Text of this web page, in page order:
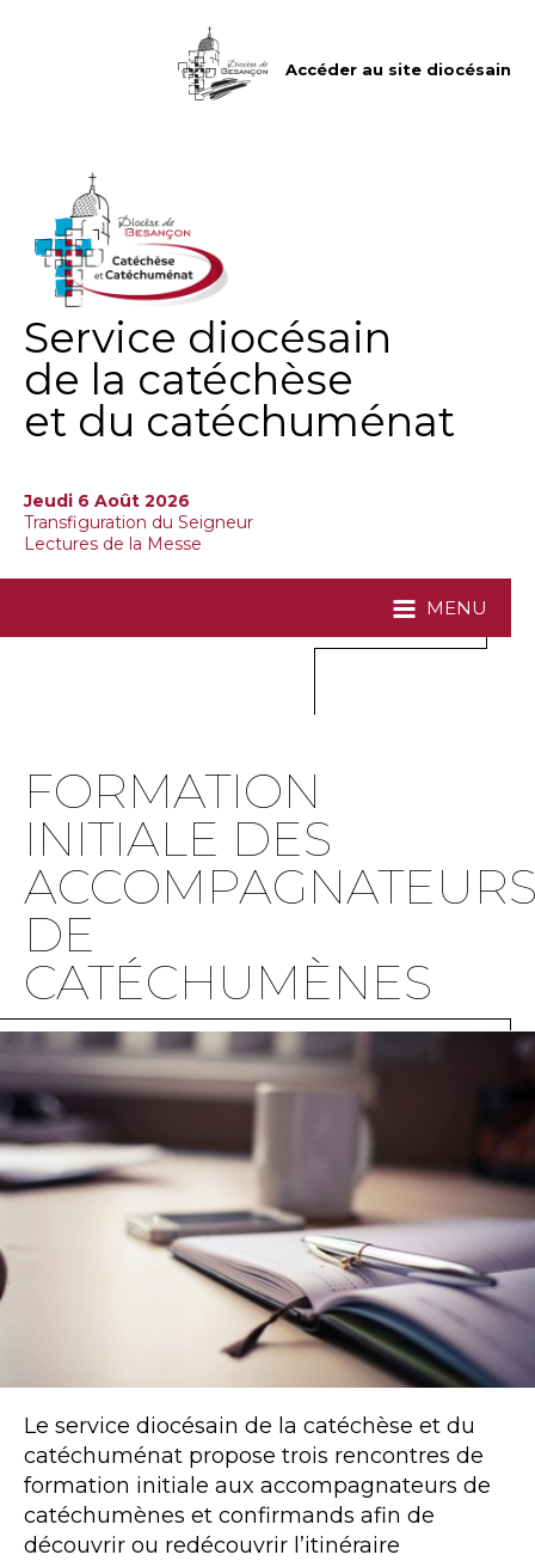
Accéder au site diocésain
Service diocésain
de la catéchèse
et du catéchuménat
Jeudi 6 Août 2026
Transfiguration du Seigneur
Lectures de la Messe
MENU
FORMATION
INITIALE DES
DE
CATÉCHUMÈNES
Le service diocésain de la catéchèse et du
catéchuménat propose trois rencontres de
formation initiale aux accompagnateurs de
catéchumènes et confirmands afin de
découvrir ou redécouvrir l’itinéraire